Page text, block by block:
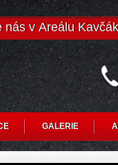
nás v Areálu
GALERIE